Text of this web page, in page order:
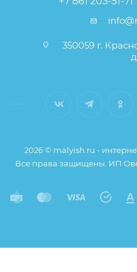
350059 г.
2026 © malyish.ru -
Все права защищены. ИП